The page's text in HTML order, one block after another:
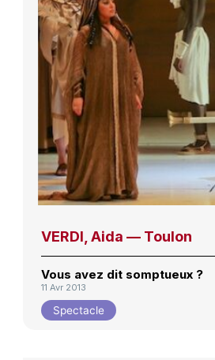
VERDI, Aida — Toulon
Vous avez dit somptueux ?
11 Avr 2013
Spectacle